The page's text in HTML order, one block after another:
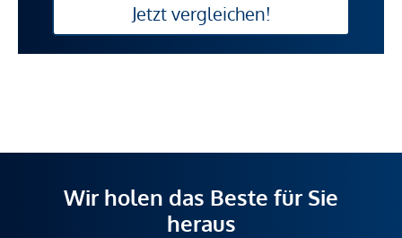
Jetzt vergleichen!
Wir holen das Beste für Sie
heraus